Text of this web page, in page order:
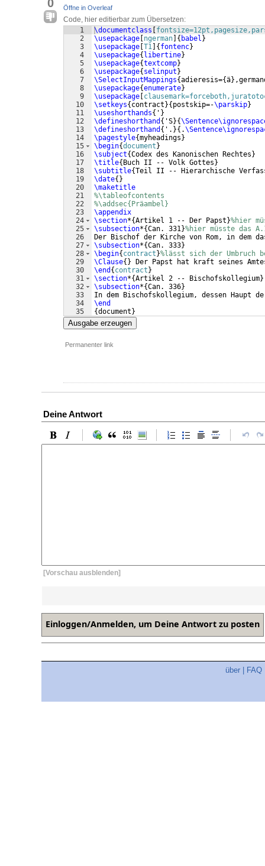
0 Öffne in Overleaf
Code, hier editierbar zum Übersetzen:
1
2
3
4
5
6
7
8
9
10
11
12
13
14
15
16
17
18
19
20
21
22
23
24
25
26
27
28
29
30
31
32
33
34
35
\documentclass
\usepackage ngerman { babel }
\usepackage T1 { fontenc}
\usepackage{ libertine}
\usepackage{textcomp}
\usepackage{ selinput }
\SelectInputMappings{adieresis={ä}
\usepackage{enumerate}
\usepackage
\setkeys{ contract }{ postskip=-\parskip}
\useshorthands{ ' }
\defineshorthand { 'S}{
\defineshorthand { '. }{ .
\pagestyle{myheadings }
\begin{document }
\subject{Codex des Kanonischen Rechtes }
\title{ Buch II -- Volk Gottes }
\subtitle{Teil II -- Hierarchische
\date{ }
\maketitle
%\tableofcontents
%\addsec{Präambel}
\appendix
\section*{Artikel 1 -- Der Papst }%hier
\subsection*{Can. 331}%hier müsste das
Der Bischof der Kirche von Rom, in
\subsection*{Can. 333}
\begin{ contract }%lässt sich der Umbruch
\Clause{ } Der Papst hat kraft seines
\end { contract }
\section*{Artikel 2 -- Bischofskollegium}
\subsection*{Can. 336}
In dem Bischofskollegium, dessen Haupt
\end
{document }
Ausgabe erzeugen
Permanenter link
Deine Antwort
[Vorschau ausblenden]
über FAQ